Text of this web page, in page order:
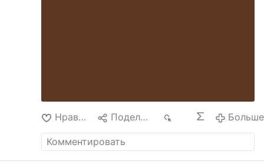
Нравится Поделиться Больше